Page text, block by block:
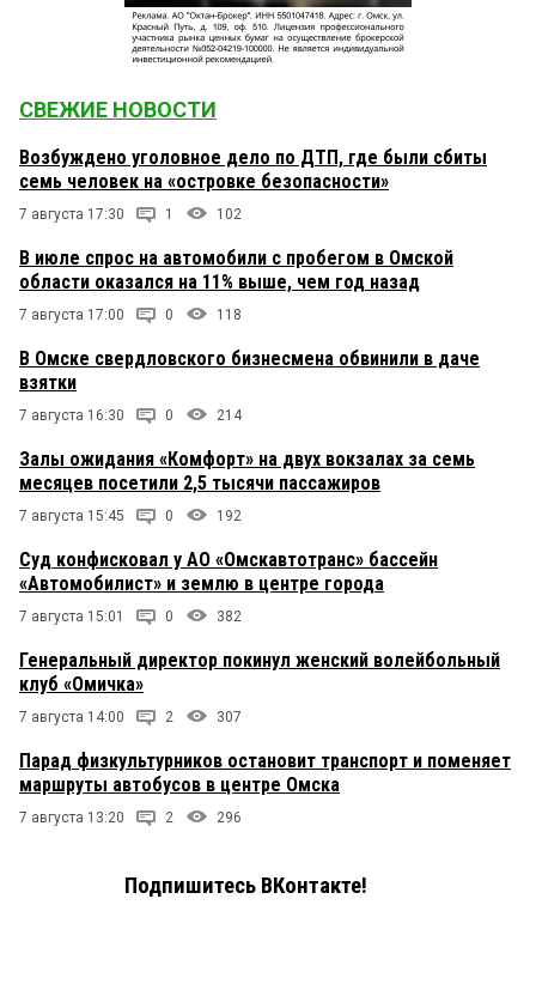
СВЕЖИЕ НОВОСТИ
Возбуждено уголовное дело по ДТП, где были сбиты
семь человек на «островке безопасности»
7 августа 17:30 1 102
В июле спрос на автомобили с пробегом в Омской
области оказался на 11% выше, чем год назад
7 августа 17:00 0 118
В Омске свердловского бизнесмена обвинили в даче
взятки
7 августа 16:30 0 214
Залы ожидания «Комфорт» на двух вокзалах за семь
месяцев посетили 2,5 тысячи пассажиров
7 августа 15:45 0 192
Суд конфисковал у АО «Омскавтотранс» бассейн
«Автомобилист» и землю в центре города
7 августа 15:01 0 382
Генеральный директор покинул женский волейбольный
клуб «Омичка»
7 августа 14:00 2 307
Парад физкультурников остановит транспорт и поменяет
маршруты автобусов в центре Омска
7 августа 13:20 2 296
Подпишитесь ВКонтакте!